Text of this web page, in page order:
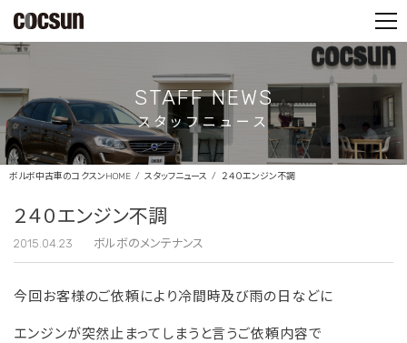
STAFF NEWS
スタッフニュース
ボルボ中古車のコクスンHOME スタッフニュース ２４０エンジン不調
２４０エンジン不調
2015.04.23 ボルボのメンテナンス
今回お客様のご依頼により冷間時及び雨の日などに
エンジンが突然止まってしまうと言うご依頼内容で